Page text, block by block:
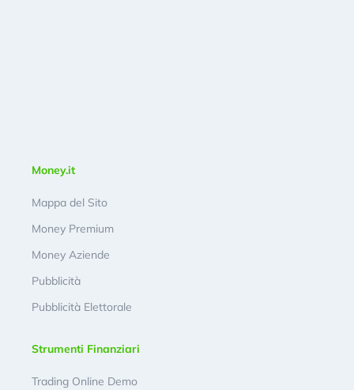
Money.it
Mappa del Sito
Money Premium
Money Aziende
Pubblicità
Pubblicità Elettorale
Strumenti Finanziari
Trading Online Demo